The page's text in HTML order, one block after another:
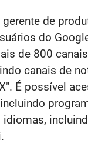
de
do
de 800
canais de
É possível